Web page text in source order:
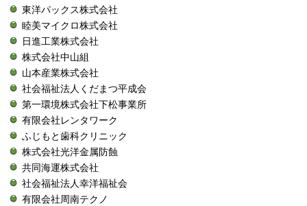
東洋パックス株式会社
睦美マイクロ株式会社
日進工業株式会社
株式会社中山組
山本産業株式会社
社会福祉法人くだまつ平成会
第一環境株式会社下松事業所
有限会社レンタワーク
ふじもと歯科クリニック
株式会社光洋金属防蝕
共同海運株式会社
社会福祉法人幸洋福祉会
有限会社周南テクノ